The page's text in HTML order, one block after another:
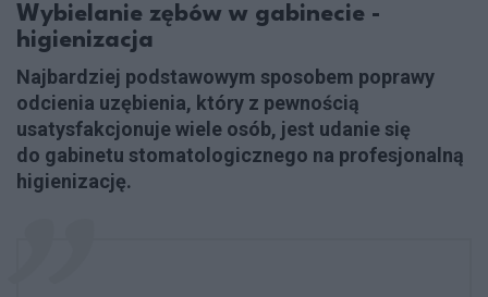
Wybielanie zębów w gabinecie -
higienizacja
Najbardziej podstawowym sposobem poprawy
odcienia uzębienia, który z pewnością
usatysfakcjonuje wiele osób, jest udanie się
do gabinetu stomatologicznego na profesjonalną
higienizację.